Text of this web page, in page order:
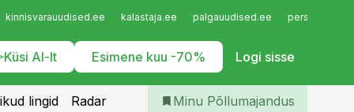
kinnisvarauudised.ee kalastaja.ee palgauudised.ee
Küsi AI-lt Esimene kuu -70% Logi sisse
Iseteenindus
Telli Põllumajandus
lingid Radar Minu Põllumajandus